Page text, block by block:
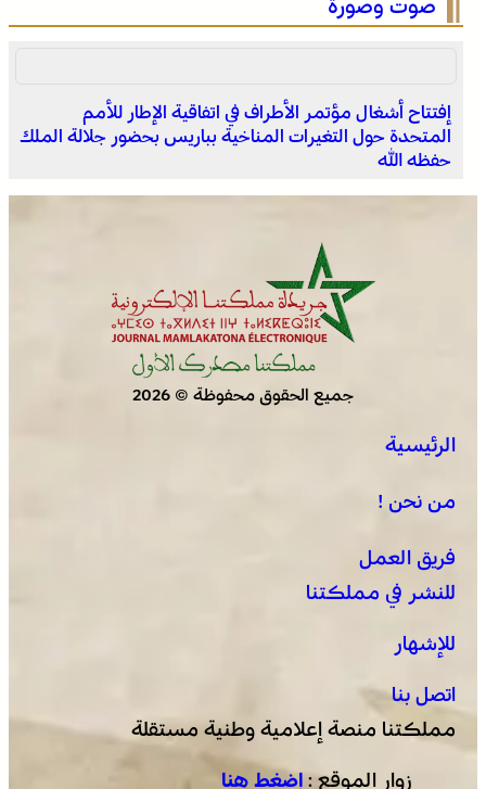
انطلاق الدورة الأولى من مهرجان السعيدية للموسيقى
يقظة أمنية وتنظيم محكم يواكبان افتتاح مهرجان الزربية
الوراينية بتاهلة .. جهود ميدانية أسهمت في إنجاح العرس
صوت وصورة
إفتتاح أشغال مؤتمر الأطراف في اتفاقية الإطار للأمم
المتحدة حول التغيرات المناخية بباريس بحضور جلالة الملك
حفظه الله
جميع الحقوق محفوظة © 2026
الرئيسية
من نحن !
فريق العمل
للنشر في مملكتنا
للإشهار
اتصل بنا
مملكتنا منصة إعلامية وطنية مستقلة
زوار الموقع : إضغط هنا